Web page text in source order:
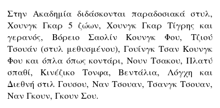
Στην Ακαδημία διδάσκονται παραδοσιακά στυλ,
Χουνγκ Γκαρ 5 ζώων, Χουνγκ Γκαρ Τίγρης και
γερανός, Βόρειο Σαολίν Κουνγκ Φου, Τζιού
Τσουάν (στυλ μεθυσμένου), Γουίνγκ Τσαν Κουνγκ
Φου και όπλα όπως κοντάρι, Νουν Τσακου, Πλατύ
σπαθί, Κινέζικο Τονφα, Βεντάλια, Λόγχη και
Διεθνή στιλ Γουσου, Ναν Τσουαν, Τσανγκ Τσουαν,
Ναν Γκουν, Γκουν Σου.